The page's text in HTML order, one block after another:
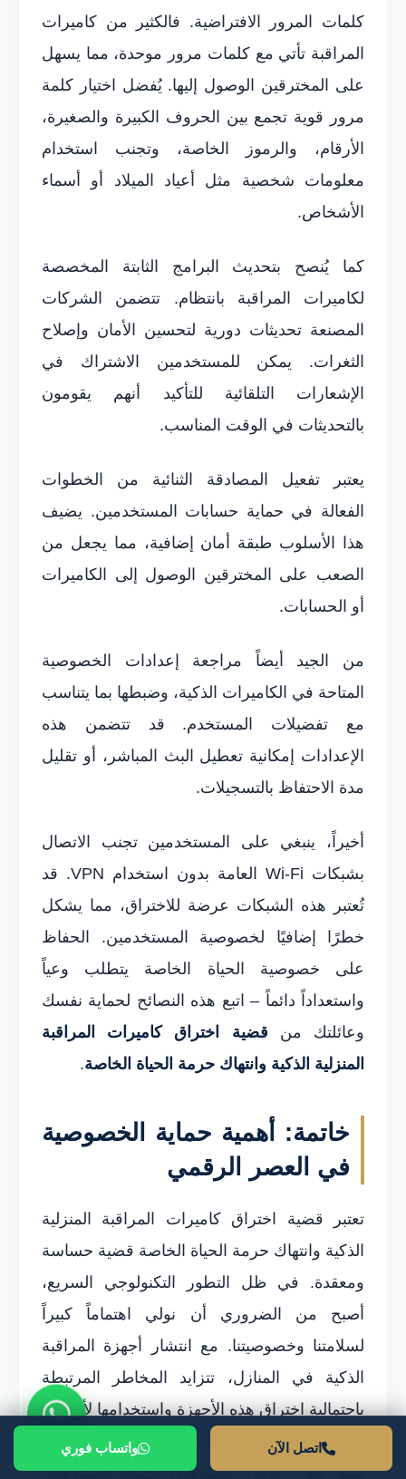
كلمات المرور الافتراضية. فالكثير من كاميرات
المراقبة تأتي مع كلمات مرور موحدة، مما يسهل
على المخترقين الوصول إليها. يُفضل اختيار كلمة
مرور قوية تجمع بين الحروف الكبيرة والصغيرة،
الأرقام، والرموز الخاصة، وتجنب استخدام
معلومات شخصية مثل أعياد الميلاد أو أسماء
الأشخاص.
كما يُنصح بتحديث البرامج الثابتة المخصصة
لكاميرات المراقبة بانتظام. تتضمن الشركات
المصنعة تحديثات دورية لتحسين الأمان وإصلاح
الثغرات. يمكن للمستخدمين الاشتراك في
الإشعارات التلقائية للتأكيد أنهم يقومون
بالتحديثات في الوقت المناسب.
يعتبر تفعيل المصادقة الثنائية من الخطوات
الفعالة في حماية حسابات المستخدمين. يضيف
هذا الأسلوب طبقة أمان إضافية، مما يجعل من
الصعب على المخترقين الوصول إلى الكاميرات
أو الحسابات.
من الجيد أيضاً مراجعة إعدادات الخصوصية
المتاحة في الكاميرات الذكية، وضبطها بما يتناسب
مع تفضيلات المستخدم. قد تتضمن هذه
الإعدادات إمكانية تعطيل البث المباشر، أو تقليل
مدة الاحتفاظ بالتسجيلات.
أخيراً، ينبغي على المستخدمين تجنب الاتصال
بشبكات Wi-Fi العامة بدون استخدام VPN. قد
تُعتبر هذه الشبكات عرضة للاختراق، مما يشكل
خطرًا إضافيًا لخصوصية المستخدمين. الحفاظ
على خصوصية الحياة الخاصة يتطلب وعياً
واستعداداً دائماً – اتبع هذه النصائح لحماية نفسك
وعائلتك من قضية اختراق كاميرات المراقبة
المنزلية الذكية وانتهاك حرمة الحياة الخاصة.
خاتمة: أهمية حماية الخصوصية
في العصر الرقمي
تعتبر قضية اختراق كاميرات المراقبة المنزلية
الذكية وانتهاك حرمة الحياة الخاصة قضية حساسة
ومعقدة. في ظل التطور التكنولوجي السريع،
أصبح من الضروري أن نولي اهتماماً كبيراً
لسلامتنا وخصوصيتنا. مع انتشار أجهزة المراقبة
الذكية في المنازل، تتزايد المخاطر المرتبطة
باحتمالية اختراق هذه الأجهزة واستخدامها لأغراض
غير مشروعة. يتعين على الأفراد والشركات بحث
سبل تعزيز الأمن الإلكتروني لحماية المعلومات
اتصل الآن واتساب فوري